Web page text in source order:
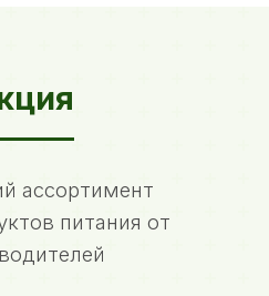
ассортимент
питания от